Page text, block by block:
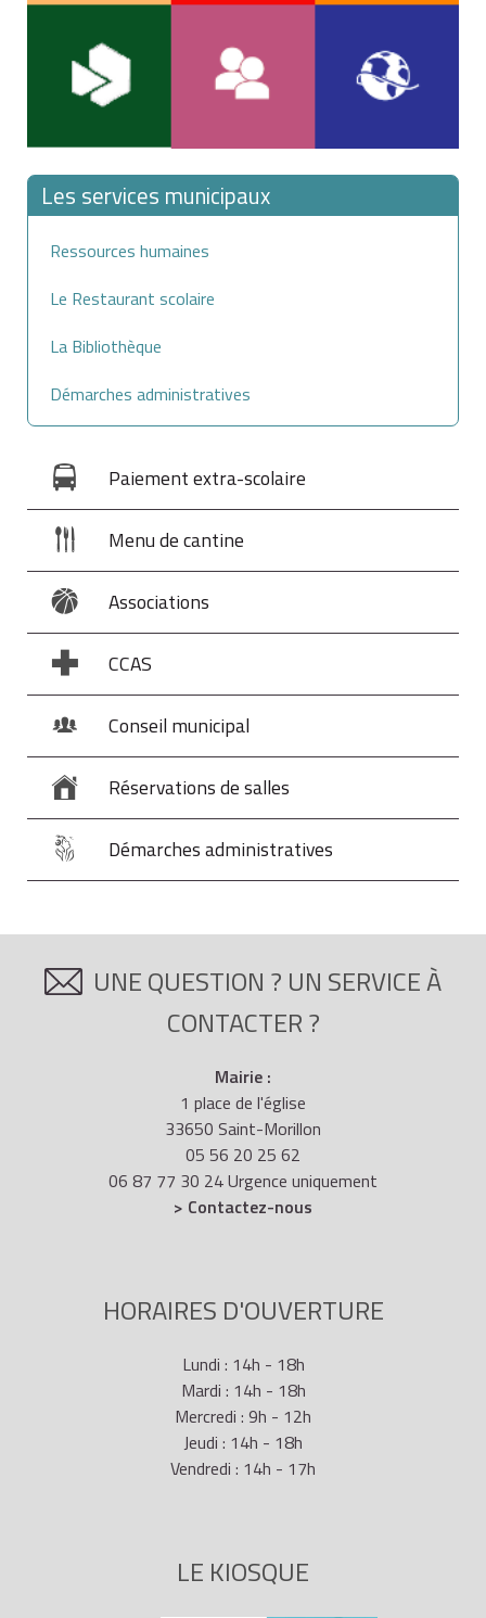
Les services municipaux
Ressources humaines
Le Restaurant scolaire
La Bibliothèque
Démarches administratives
Paiement extra-scolaire
Menu de cantine
Associations
CCAS
Conseil municipal
Réservations de salles
Démarches administratives
UNE QUESTION ? UN SERVICE À
CONTACTER ?
Mairie :
1 place de l'église
33650 Saint-Morillon
05 56 20 25 62
06 87 77 30 24 Urgence uniquement
> Contactez-nous
HORAIRES D'OUVERTURE
Lundi : 14h - 18h
Mardi : 14h - 18h
Mercredi : 9h - 12h
Jeudi : 14h - 18h
Vendredi : 14h - 17h
LE KIOSQUE